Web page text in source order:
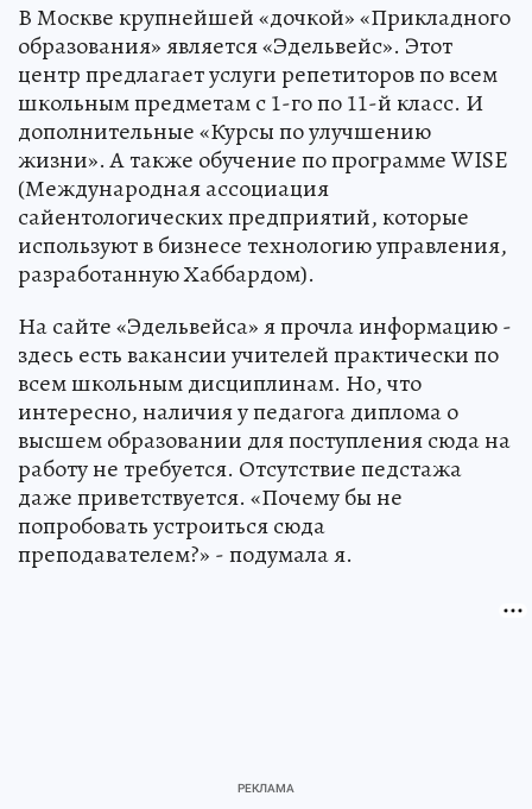
В Москве крупнейшей «дочкой» «Прикладного
образования» является «Эдельвейс». Этот
центр предлагает услуги репетиторов по всем
школьным предметам с 1-го по 11-й класс. И
дополнительные «Курсы по улучшению
жизни». А также обучение по программе WISE
(Международная ассоциация
сайентологических предприятий, которые
используют в бизнесе технологию управления,
разработанную Хаббардом).
На сайте «Эдельвейса» я прочла информацию -
здесь есть вакансии учителей практически по
всем школьным дисциплинам. Но, что
интересно, наличия у педагога диплома о
высшем образовании для поступления сюда на
работу не требуется. Отсутствие педстажа
даже приветствуется. «Почему бы не
попробовать устроиться сюда
преподавателем?» - подумала я.